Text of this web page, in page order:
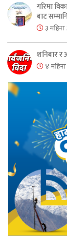
गरिमा
बाट
३
शनिबार र
४